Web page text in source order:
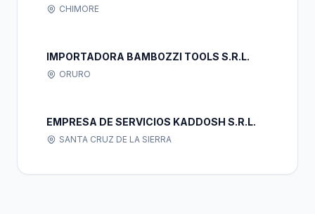
CHIMORE
IMPORTADORA BAMBOZZI TOOLS S.R.L.
ORURO
EMPRESA DE SERVICIOS KADDOSH S.R.L.
SANTA CRUZ DE LA SIERRA